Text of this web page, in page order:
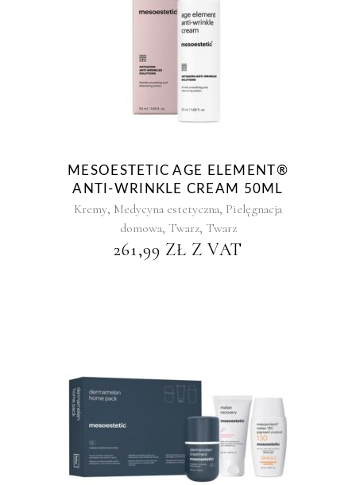
MESOESTETIC AGE ELEMENT®
ANTI-WRINKLE CREAM 50ML
Kremy, Medycyna estetyczna, Pielęgnacja
domowa, Twarz, Twarz
261,99 ZŁ Z VAT